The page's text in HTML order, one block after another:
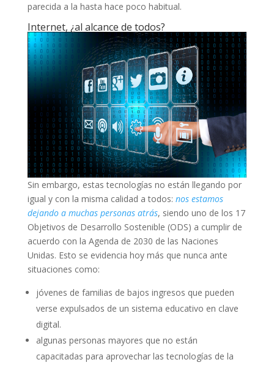
parecida a la hasta hace poco habitual.
Internet, ¿al alcance de todos?
Sin embargo, estas tecnologías no están llegando por
igual y con la misma calidad a todos: nos estamos
dejando a muchas personas atrás, siendo uno de los 17
Objetivos de Desarrollo Sostenible (ODS) a cumplir de
acuerdo con la Agenda de 2030 de las Naciones
Unidas. Esto se evidencia hoy más que nunca ante
situaciones como:
jóvenes de familias de bajos ingresos que pueden
verse expulsados de un sistema educativo en clave
digital.
algunas personas mayores que no están
capacitadas para aprovechar las tecnologías de la